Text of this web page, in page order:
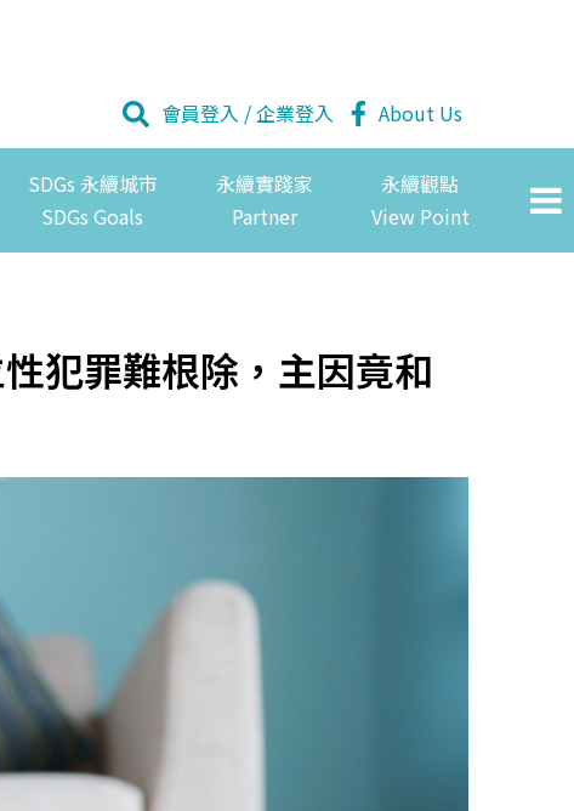
會員登入 /企業登入 About Us
SDGs 永續城市
SDGs Goals
永續實踐家
Partner
永續觀點
View Point
犯罪難根除，主因竟和